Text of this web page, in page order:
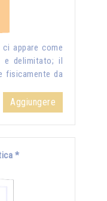
appare come
e delimitato; il
fisicamente da
Aggiungere
*